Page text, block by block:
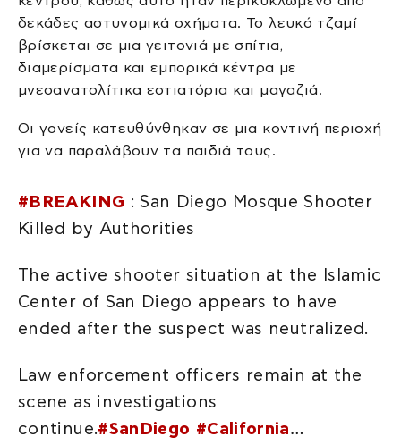
δεκάδες αστυνομικά οχήματα. Το λευκό τζαμί
βρίσκεται σε μια γειτονιά με σπίτια,
διαμερίσματα και εμπορικά κέντρα με
μνεσανατολίτικα εστιατόρια και μαγαζιά.
Οι γονείς κατευθύνθηκαν σε μια κοντινή περιοχή
για να παραλάβουν τα παιδιά τους.
#BREAKING : San Diego Mosque Shooter
Killed by Authorities
The active shooter situation at the Islamic
Center of San Diego appears to have
ended after the suspect was neutralized.
Law enforcement officers remain at the
scene as investigations
continue.#SanDiego #California…